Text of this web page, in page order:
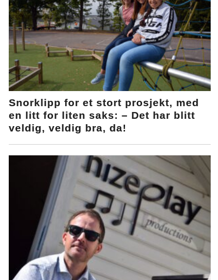
Snorklipp for et stort prosjekt, med
en litt for liten saks: – Det har blitt
veldig, veldig bra, da!